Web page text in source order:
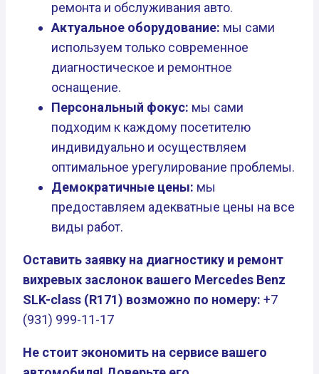
ремонта и обслуживания авто.
Актуальное оборудование: мы сами
используем только современное
диагностическое и ремонтное
оснащение.
Персональный фокус: мы сами
подходим к каждому посетителю
индивидуально и осуществляем
оптимальное урегулирование проблемы.
Демократичные цены: мы
предоставляем адекватные цены на все
виды работ.
Оставить заявку на диагностику и ремонт
вихревых заслонок вашего Mercedes Benz
SLK-class (R171) возможно по номеру: +7
(931) 999-11-17
Не стоит экономить на сервисе вашего